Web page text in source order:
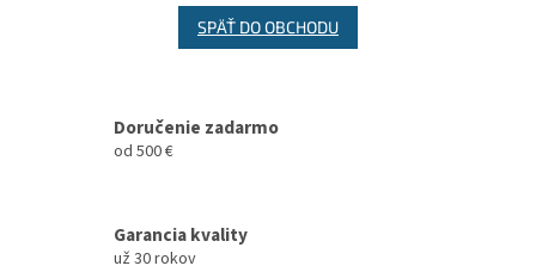
SPÄŤ DO OBCHODU
Doručenie zadarmo
od 500 €
Garancia kvality
už 30 rokov